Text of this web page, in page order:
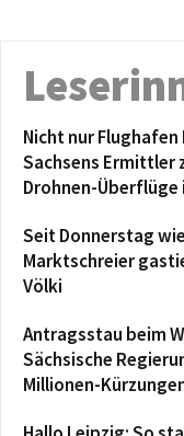
Nicht nur
Sachsens Ermittler
Drohnen-
Seit Donnerstag
Marktschreier
Völki
Antragsstau beim
Sächsische
Millionen-